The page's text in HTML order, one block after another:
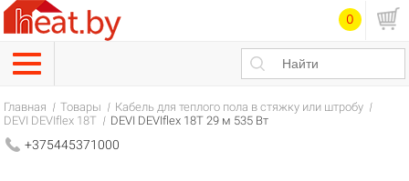
0
Главная Товары
Кабель для теплого пола в стяжку или штробу
DEVI DEVIflex 18T
DEVI DEVIflex 18T 29 м 535 Вт
+375445371000